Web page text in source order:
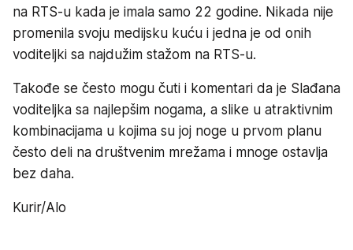
na RTS-u kada je imala samo 22 godine. Nikada nije
promenila svoju medijsku kuću i jedna je od onih
voditeljki sa najdužim stažom na RTS-u.
Takođe se često mogu čuti i komentari da je Slađana
voditeljka sa najlepšim nogama, a slike u atraktivnim
kombinacijama u kojima su joj noge u prvom planu
često deli na društvenim mrežama i mnoge ostavlja
bez daha.
Kurir/Alo